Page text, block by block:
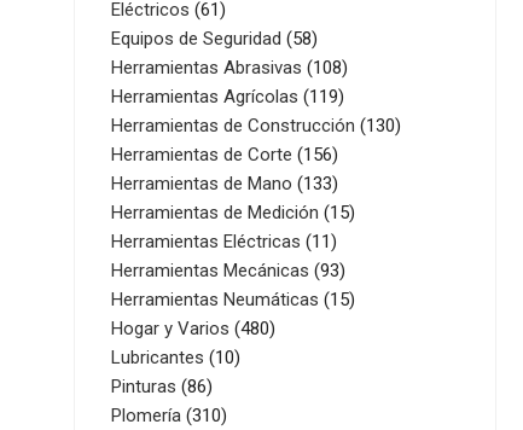
Eléctricos 6161
productos
Equipos de Seguridad 5858
productos
Herramientas Abrasivas 108108
productos
Herramientas Agrícolas 119119
productos
Herramientas de Construcción 130130
Herramientas de Corte 156156
productos
Herramientas de Mano 133133
productos
Herramientas de Medición 1515
Herramientas Eléctricas 1111
productos
Herramientas Mecánicas 9393
productos
Herramientas Neumáticas 1515
Hogar y Varios 480480
Lubricantes 1010
Pinturas 8686
productos
Plomería 310310